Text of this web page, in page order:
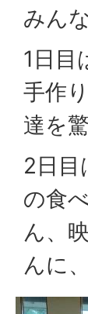
みん
1日目
手作
達を
2日目
の食
ん、
んに